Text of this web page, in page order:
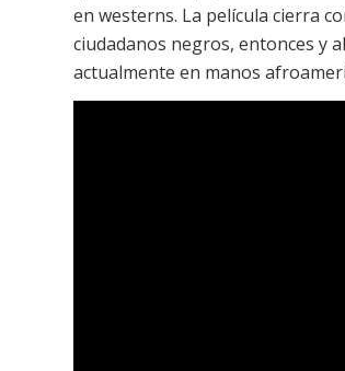
en westerns. La película cierra
ciudadanos negros, entonces y
actualmente en manos